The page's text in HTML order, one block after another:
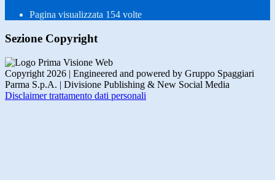
Pagina visualizzata 154 volte
Sezione Copyright
Copyright 2026 | Engineered and powered by Gruppo Spaggiari
Parma S.p.A. | Divisione Publishing & New Social Media
Disclaimer trattamento dati personali